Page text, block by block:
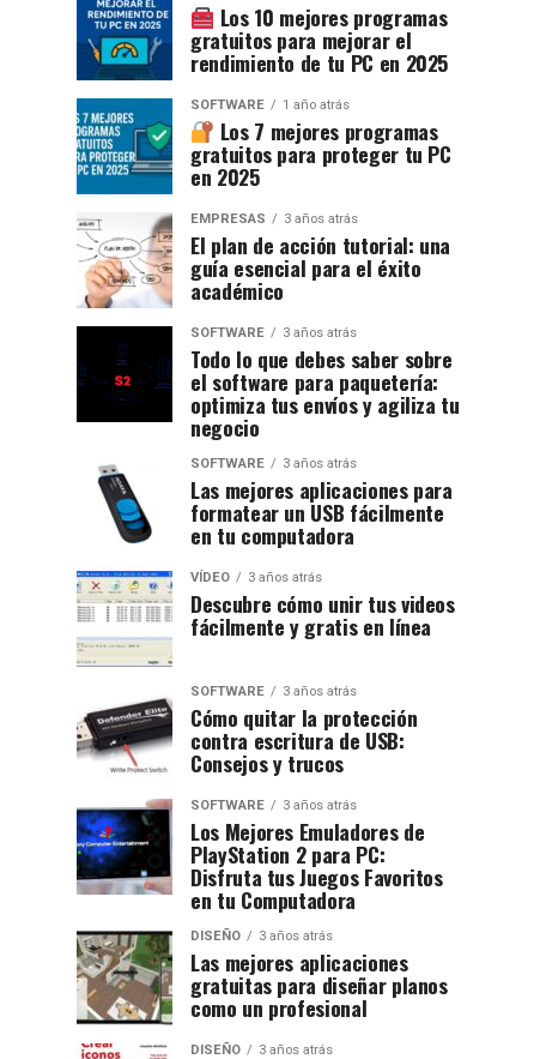
Los 10 mejores programas
gratuitos para mejorar el
rendimiento de tu PC en 2025
SOFTWARE 1 año atrás
Los 7 mejores programas
gratuitos para proteger tu PC
en 2025
EMPRESAS 3 años atrás
El plan de acción tutorial: una
guía esencial para el éxito
académico
SOFTWARE 3 años atrás
Todo lo que debes saber sobre
el software para paquetería:
optimiza tus envíos y agiliza tu
negocio
SOFTWARE 3 años atrás
Las mejores aplicaciones para
formatear un USB fácilmente
en tu computadora
VÍDEO 3 años atrás
Descubre cómo unir tus videos
fácilmente y gratis en línea
SOFTWARE 3 años atrás
Cómo quitar la protección
contra escritura de USB:
Consejos y trucos
SOFTWARE 3 años atrás
Los Mejores Emuladores de
PlayStation 2 para PC:
Disfruta tus Juegos Favoritos
en tu Computadora
DISEÑO 3 años atrás
Las mejores aplicaciones
gratuitas para diseñar planos
como un profesional
DISEÑO 3 años atrás